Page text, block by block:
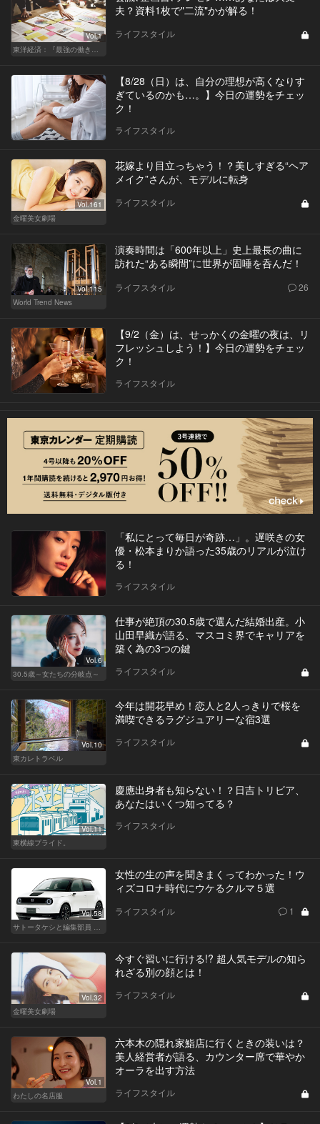
Vol.1
東洋経済：『最強の働き方』『一流の育て方』
夫？資料1枚で"二流"かが解る！
ライフスタイル
【8/28（日）は、自分の理想が高くなりす
ぎているのかも…。】今日の運勢をチェッ
ク！
ライフスタイル
Vol.161
金曜美女劇場
花嫁より目立っちゃう！？美しすぎる“ヘア
メイク”さんが、モデルに転身
ライフスタイル
Vol.115
World Trend News
演奏時間は「600年以上」史上最長の曲に
訪れた“ある瞬間”に世界が固唾を呑んだ！
ライフスタイル 26
【9/2（金）は、せっかくの金曜の夜は、リ
フレッシュしよう！】今日の運勢をチェッ
ク！
ライフスタイル
「私にとって毎日が奇跡…」。遅咲きの女
優・松本まりか語った35歳のリアルが泣け
る！
ライフスタイル
Vol.6
30.5歳～女たちの分岐点～
仕事が絶頂の30.5歳で選んだ結婚出産。小
山田早織が語る、マスコミ界でキャリアを
築く為の3つの鍵
ライフスタイル
Vol.10
東カレトラベル
今年は開花早め！恋人と2人っきりで桜を
満喫できるラグジュアリーな宿3選
ライフスタイル
Vol.11
東横線プライド。
慶應出身者も知らない！？日吉トリビア、
あなたはいくつ知ってる？
ライフスタイル
Vol.58
サトータケシと編集部員 船山の"CAR GENTSへの道"
女性の生の声を聞きまくってわかった！ウ
ィズコロナ時代にウケるクルマ５選
ライフスタイル 1
Vol.32
金曜美女劇場
今すぐ習いに行ける!? 超人気モデルの知ら
れざる別の顔とは！
ライフスタイル
Vol.1
わたしの名店服
六本木の隠れ家鮨店に行くときの装いは？
美人経営者が語る、カウンター席で華やか
オーラを出す方法
ライフスタイル